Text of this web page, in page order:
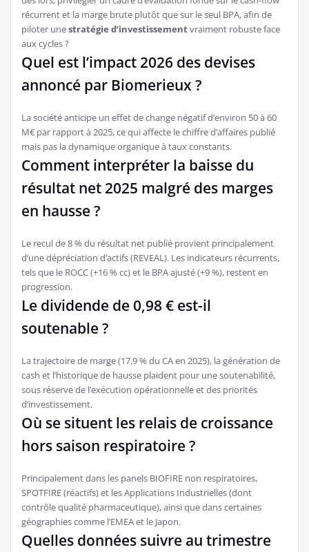
récurrent et la marge brute plutôt que sur le seul BPA, afin de
piloter unestratégie d’investissementvraiment robuste face
aux cycles ?
Quel est l’impact 2026 des devises
annoncé par Biomerieux ?
La société anticipe un effet de change négatif d’environ 50 à 60
M€ par rapport à 2025, ce qui affecte le chiffre d’affaires publié
mais pas la dynamique organique à taux constants.
Comment interpréter la baisse du
résultat net 2025 malgré des marges
en hausse ?
Le recul de 8 % du résultat net publié provient principalement
d’une dépréciation d’actifs (REVEAL). Les indicateurs récurrents,
tels que le ROCC (+16 % cc) et le BPA ajusté (+9 %), restent en
progression.
Le dividende de 0,98 € est-il
soutenable ?
La trajectoire de marge (17,9 % du CA en 2025), la génération de
cash et l’historique de hausse plaident pour une soutenabilité,
sous réserve de l’exécution opérationnelle et des priorités
d’investissement.
Où se situent les relais de croissance
hors saison respiratoire ?
Principalement dans les panels BIOFIRE non respiratoires,
SPOTFIRE (réactifs) et les Applications Industrielles (dont
contrôle qualité pharmaceutique), ainsi que dans certaines
géographies comme l’EMEA et le Japon.
Quelles données suivre au trimestre